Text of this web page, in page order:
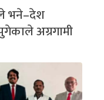
भने–देश
अग्रगामी